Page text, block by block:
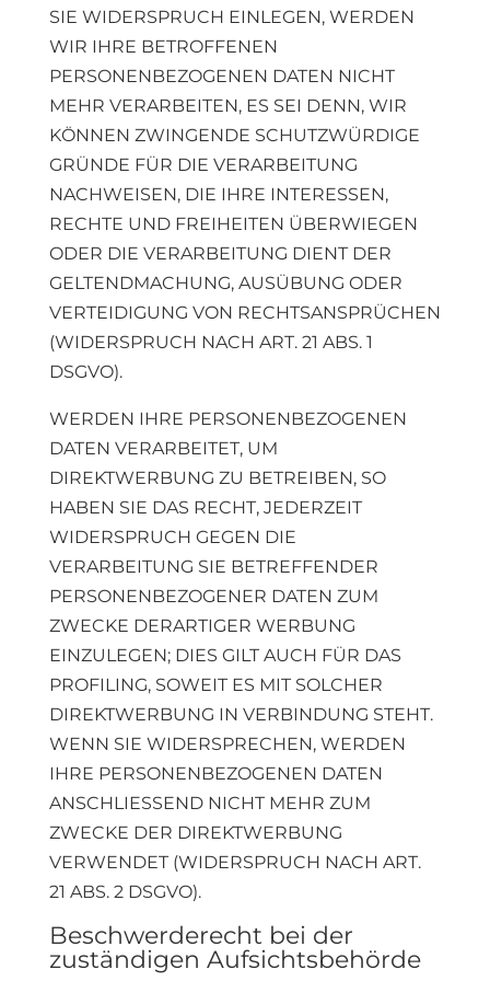
SIE WIDERSPRUCH EINLEGEN, WERDEN
WIR IHRE BETROFFENEN
PERSONENBEZOGENEN DATEN NICHT
MEHR VERARBEITEN, ES SEI DENN, WIR
KÖNNEN ZWINGENDE SCHUTZWÜRDIGE
GRÜNDE FÜR DIE VERARBEITUNG
NACHWEISEN, DIE IHRE INTERESSEN,
RECHTE UND FREIHEITEN ÜBERWIEGEN
ODER DIE VERARBEITUNG DIENT DER
GELTENDMACHUNG, AUSÜBUNG ODER
VERTEIDIGUNG VON RECHTSANSPRÜCHEN
(WIDERSPRUCH NACH ART. 21 ABS. 1
DSGVO).
WERDEN IHRE PERSONENBEZOGENEN
DATEN VERARBEITET, UM
DIREKTWERBUNG ZU BETREIBEN, SO
HABEN SIE DAS RECHT, JEDERZEIT
WIDERSPRUCH GEGEN DIE
VERARBEITUNG SIE BETREFFENDER
PERSONENBEZOGENER DATEN ZUM
ZWECKE DERARTIGER WERBUNG
EINZULEGEN; DIES GILT AUCH FÜR DAS
PROFILING, SOWEIT ES MIT SOLCHER
DIREKTWERBUNG IN VERBINDUNG STEHT.
WENN SIE WIDERSPRECHEN, WERDEN
IHRE PERSONENBEZOGENEN DATEN
ANSCHLIESSEND NICHT MEHR ZUM
ZWECKE DER DIREKTWERBUNG
VERWENDET (WIDERSPRUCH NACH ART.
21 ABS. 2 DSGVO).
Beschwerde­recht bei der
zuständigen Aufsichts­behörde